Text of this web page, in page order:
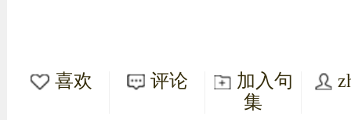
喜欢 评论
加入句
集